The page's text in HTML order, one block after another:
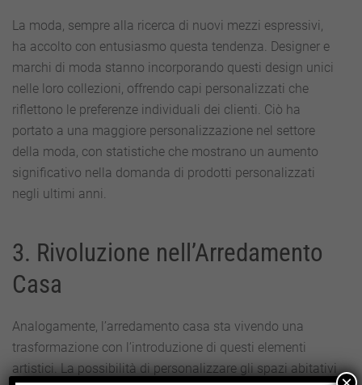
La moda, sempre alla ricerca di nuovi mezzi espressivi,
ha accolto con entusiasmo questa tendenza. Designer e
marchi di moda stanno incorporando questi design unici
nelle loro collezioni, offrendo capi personalizzati che
riflettono le preferenze individuali dei clienti. Ciò ha
portato a una maggiore personalizzazione nel settore
della moda, con statistiche che mostrano un aumento
significativo nella domanda di prodotti personalizzati
negli ultimi anni.
3. Rivoluzione nell’Arredamento
Casa
Analogamente, l’arredamento casa sta vivendo una
trasformazione con l’introduzione di questi elementi
artistici. La possibilità di personalizzare gli spazi abitativi